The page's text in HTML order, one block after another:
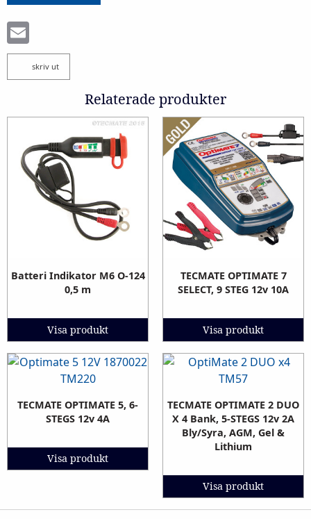
skriv ut
Relaterade produkter
Batteri Indikator M6 O-124
0,5 m
Visa produkt
TECMATE OPTIMATE 7
SELECT, 9 STEG 12v 10A
Visa produkt
TECMATE OPTIMATE 5, 6-
STEGS 12v 4A
Visa produkt
TECMATE OPTIMATE 2 DUO
X 4 Bank, 5-STEGS 12v 2A
Bly/Syra, AGM, Gel &
Lithium
Visa produkt